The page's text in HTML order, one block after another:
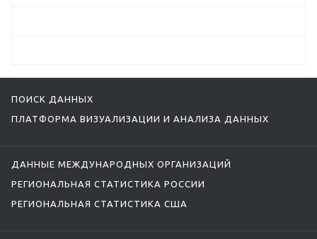
ПОИСК ДАННЫХ
ПЛАТФОРМА ВИЗУАЛИЗАЦИИ И АНАЛИЗА ДАННЫХ
ДАННЫЕ МЕЖДУНАРОДНЫХ ОРГАНИЗАЦИЙ
РЕГИОНАЛЬНАЯ СТАТИСТИКА РОССИИ
РЕГИОНАЛЬНАЯ СТАТИСТИКА США